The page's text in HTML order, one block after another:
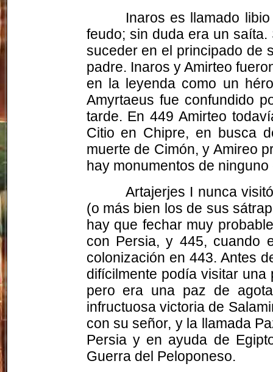
Inaros es llamado
feudo; sin duda era un
suceder en el principado de
padre. Inaros y Amirteo
en la leyenda como un
Amyrtaeus fue confundido
tarde. En 449 Amirteo
Citio en Chipre, en busca
muerte de Cimón, y Amireo
hay monumentos de
Artajerjes I nunca
(o más bien los de sus
hay que fechar muy
con Persia, y 445, cuando
colonización en 443. Antes
difícilmente podía visitar
pero era una paz de
infructuosa victoria de
con su señor, y la llamada
Persia y en ayuda de
Guerra del Peloponeso.